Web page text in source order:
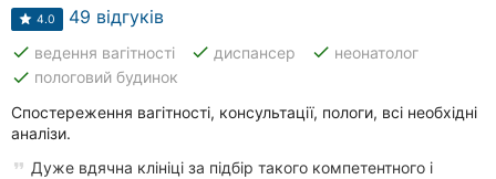
Франківськ
Луцьк
Ужгород
4.0 49 відгуків
done ведення вагітності done диспансер done неонатолог
done пологовий будинок
Спостереження вагітності, консультації, пологи, всі необхідні
аналізи.
Дуже вдячна клініці за підбір такого компетентного і